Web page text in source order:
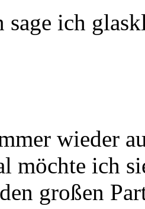
sage ich
wieder
möchte ich
großen